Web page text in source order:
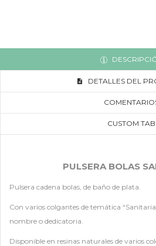
DETALLES DEL
CUSTOM TAB
PULSERA BOLAS
Pulsera cadena bolas, de baño de plata.
Con varios colgantes de temática
nombre o dedicatoria.
Disponible en resinas naturales de varios